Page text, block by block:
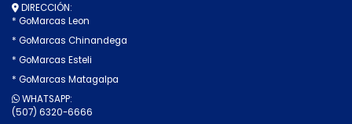
DIRECCIÓN:
* GoMarcas Leon
* GoMarcas Chinandega
* GoMarcas Esteli
* GoMarcas Matagalpa
WHATSAPP:
(507) 6320-6666